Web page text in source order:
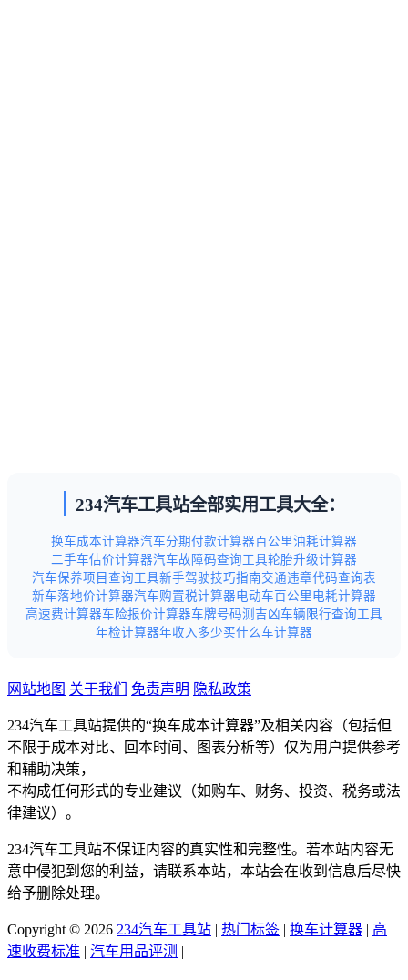
234汽车工具站全部实用工具大全：
换车成本计算器汽车分期付款计算器百公里油耗计算器
二手车估价计算器汽车故障码查询工具轮胎升级计算器
汽车保养项目查询工具新手驾驶技巧指南交通违章代码查询表
新车落地价计算器汽车购置税计算器电动车百公里电耗计算器
高速费计算器车险报价计算器车牌号码测吉凶车辆限行查询工具
年检计算器年收入多少买什么车计算器
网站地图 关于我们 免责声明 隐私政策
234汽车工具站提供的“换车成本计算器”及相关内容（包括但
不限于成本对比、回本时间、图表分析等）仅为用户提供参考
和辅助决策，
不构成任何形式的专业建议（如购车、财务、投资、税务或法
律建议）。
234汽车工具站不保证内容的真实性和完整性。若本站内容无
意中侵犯到您的利益，请联系本站，本站会在收到信息后尽快
给予删除处理。
Copyright © 2026 234汽车工具站 | 热门标签 | 换车计算器 | 高
速收费标准 | 汽车用品评测 |